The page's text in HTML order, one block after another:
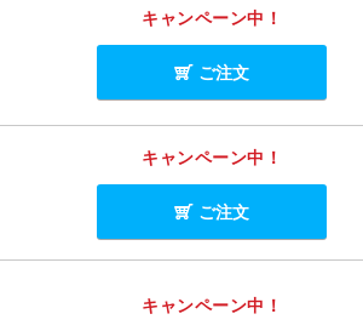
キャンペーン中！
ご注文
キャンペーン中！
ご注文
キャンペーン中！